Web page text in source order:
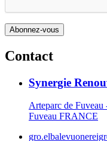
Contact
Synergie
Arteparc de
Fuveau FRANCE